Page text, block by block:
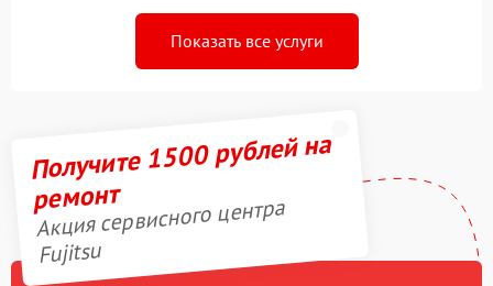
Показать все услуги
Получите 1500 рублей на
ремонт
Акция сервисного центра
Fujitsu